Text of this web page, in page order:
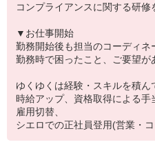
コンプライアンスに関する研修
▼お仕事開始
勤務開始後も担当のコーディネ
勤務時で困ったこと、ご要望が
ゆくゆくは経験・スキルを積ん
時給アップ、資格取得による
雇用切替、
シエロでの正社員登用(営業・